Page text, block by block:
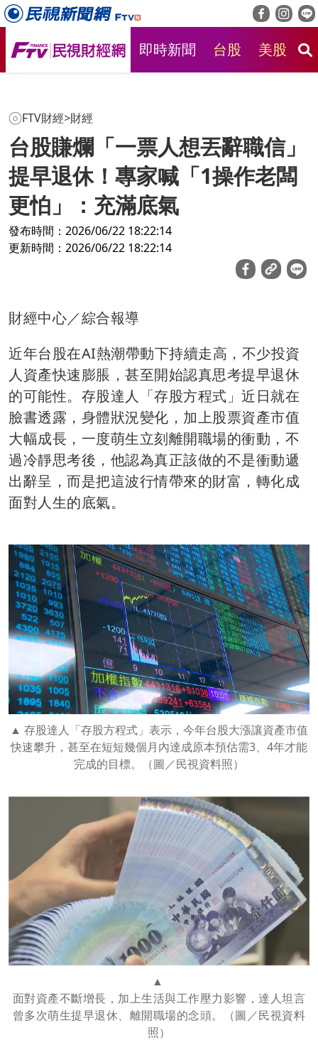
即時新聞 台股 美股
FTV財經>財經
台股賺爛「一票人想丟辭職信」
提早退休！專家喊「1操作老闆
更怕」：充滿底氣
發布時間：2026/06/22 18:22:14
更新時間：2026/06/22 18:22:14
財經中心／綜合報導
近年台股在AI熱潮帶動下持續走高，不少投資
人資產快速膨脹，甚至開始認真思考提早退休
的可能性。存股達人「存股方程式」近日就在
臉書透露，身體狀況變化，加上股票資產市值
大幅成長，一度萌生立刻離開職場的衝動，不
過冷靜思考後，他認為真正該做的不是衝動遞
出辭呈，而是把這波行情帶來的財富，轉化成
面對人生的底氣。
存股達人「存股方程式」表示，今年台股大漲讓資產市值
快速攀升，甚至在短短幾個月內達成原本預估需3、4年才能
完成的目標。（圖／民視資料照）
面對資產不斷增長，加上生活與工作壓力影響，達人坦言
曾多次萌生提早退休、離開職場的念頭。（圖／民視資料
照）